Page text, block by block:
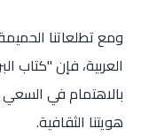
ومع تطلعاتنا
العربية، فإن "كتاب
بالاهتمام في السعي
هويتنا الثقافية.